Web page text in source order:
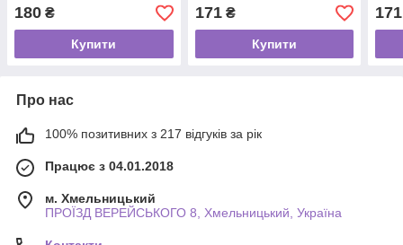
180 ₴
Купити
171₴
Купити
171
Про нас
100% позитивних з 217 відгуків за рік
Працює з 04.01.2018
м. Хмельницький
ПРОЇЗД ВЕРЕЙСЬКОГО 8, Хмельницький, Україна